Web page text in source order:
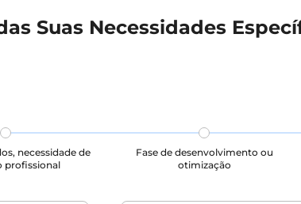
Suas Necessidades
necessidade de
profissional
Fase de desenvolvimento ou
otimização